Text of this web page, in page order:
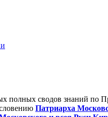
полных сводов знаний по
Патриарха